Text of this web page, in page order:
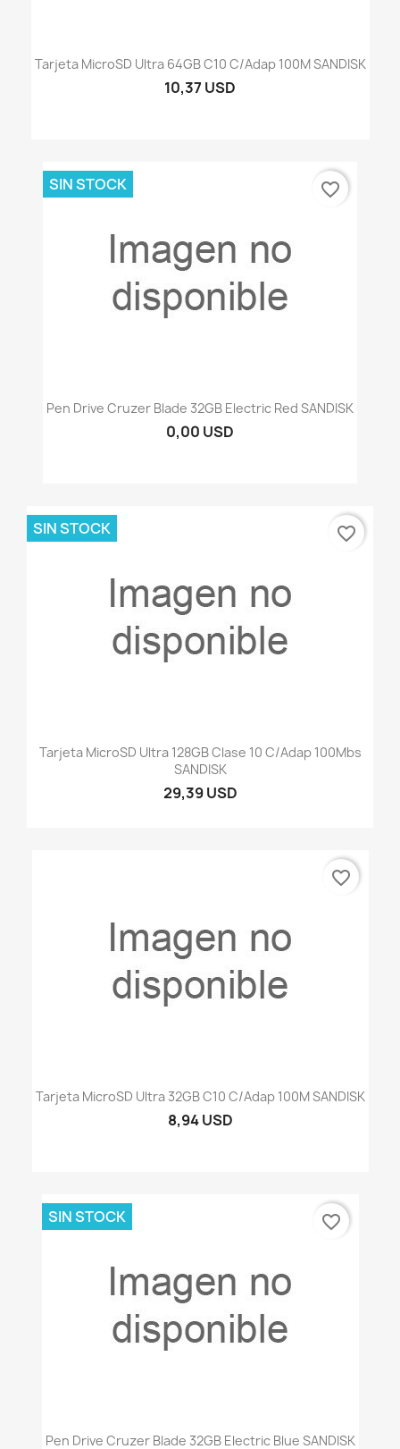
Tarjeta MicroSD Ultra 64GB C10 C/adap 100M SANDISK
10,37 USD
Pen Drive Cruzer Blade 32GB Electric Red SANDISK
0,00 USD
SIN STOCK favorite_border
Tarjeta MicroSD Ultra 128GB Clase 10 C/adap 100Mbs
SANDISK
29,39 USD
SIN STOCK favorite_border
Tarjeta MicroSD Ultra 32GB C10 C/adap 100M SANDISK
8,94 USD
favorite_border
Pen Drive Cruzer Blade 32GB Electric Blue SANDISK
SIN STOCK favorite_border